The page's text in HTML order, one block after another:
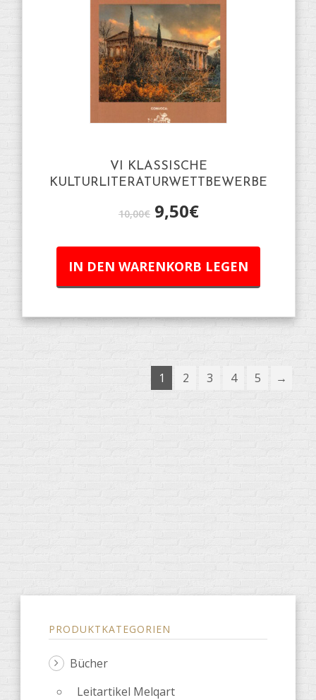
VI KLASSISCHE
KULTURLITERATURWETTBEWERBE
10,00€ 9,50€
IN DEN WARENKORB LEGEN
1 2 3 4 5 →
PRODUKTKATEGORIEN
Bücher
Leitartikel Melqart